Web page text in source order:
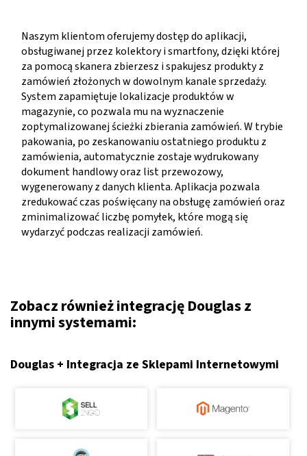
Naszym klientom oferujemy dostęp do aplikacji,
obsługiwanej przez kolektory i smartfony, dzięki której
za pomocą skanera zbierzesz i spakujesz produkty z
zamówień złożonych w dowolnym kanale sprzedaży.
System zapamiętuje lokalizacje produktów w
magazynie, co pozwala mu na wyznaczenie
zoptymalizowanej ścieżki zbierania zamówień. W trybie
pakowania, po zeskanowaniu ostatniego produktu z
zamówienia, automatycznie zostaje wydrukowany
dokument handlowy oraz list przewozowy,
wygenerowany z danych klienta. Aplikacja pozwala
zredukować czas poświęcany na obsługę zamówień oraz
zminimalizować liczbę pomyłek, które mogą się
wydarzyć podczas realizacji zamówień.
Zobacz również integrację Douglas z
innymi systemami:
Douglas + Integracja ze Sklepami Internetowymi